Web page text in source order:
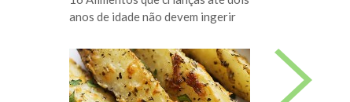
anos de idade não devem ingerir